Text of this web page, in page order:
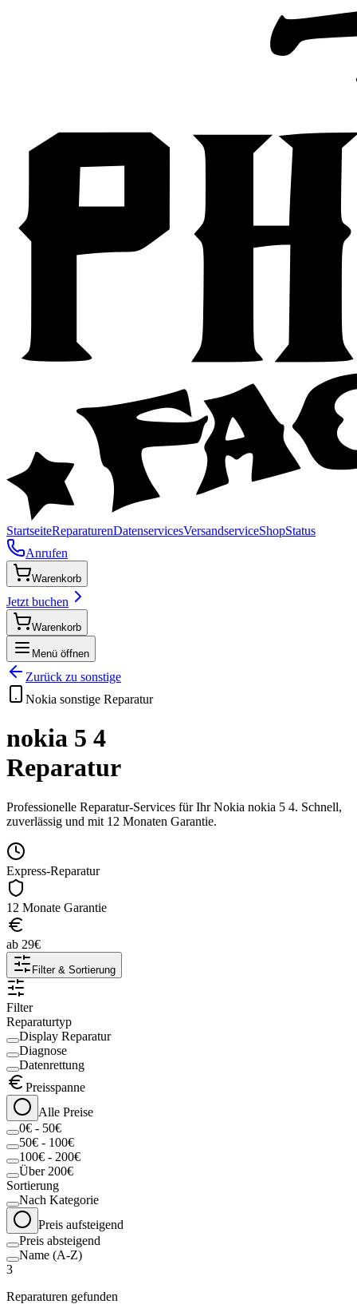
StartseiteReparaturenDatenservicesVersandserviceShopStatus
Anrufen
Warenkorb
Jetzt buchen
Warenkorb
Menü öffnen
Zurück zu sonstige
Nokia sonstige Reparatur
nokia 5 4
Reparatur
Professionelle Reparatur-Services für IhrNokia nokia 5 4. Schnell,
zuverlässig und mit 12 Monaten Garantie.
Express-Reparatur
12 Monate Garantie
ab 29€
Filter & Sortierung
Filter
Reparaturtyp
Display Reparatur
Diagnose
Datenrettung
Preisspanne
Alle Preise
0€ - 50€
50€ - 100€
100€ - 200€
Über 200€
Sortierung
Nach Kategorie
Preis aufsteigend
Preis absteigend
Name (A-Z)
3
Reparaturen gefunden